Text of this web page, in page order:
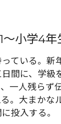
小学4年
ている。新
間に、学級
一人残らず
。大まかな
投入する。